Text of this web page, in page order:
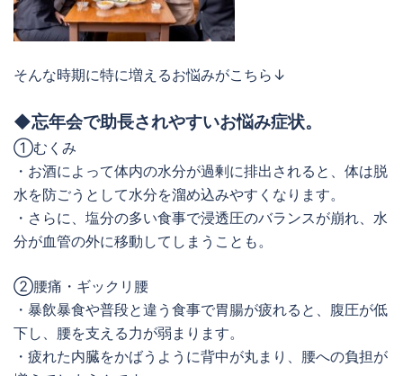
そんな時期に特に増えるお悩みがこちら↓
◆忘年会で助長されやすいお悩み症状。
①むくみ
・お酒によって体内の水分が過剰に排出されると、体は脱
水を防ごうとして水分を溜め込みやすくなります。
・さらに、塩分の多い食事で浸透圧のバランスが崩れ、水
分が血管の外に移動してしまうことも。
②腰痛・ギックリ腰
・暴飲暴食や普段と違う食事で胃腸が疲れると、腹圧が低
下し、腰を支える力が弱まります。
・疲れた内臓をかばうように背中が丸まり、腰への負担が